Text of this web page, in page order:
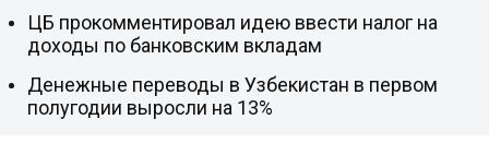
ЦБ прокомментировал идею ввести налог на
доходы по банковским вкладам
Денежные переводы в Узбекистан в первом
полугодии выросли на 13%